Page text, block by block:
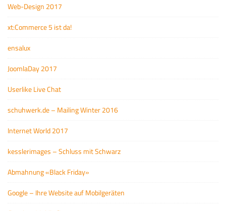
Web-Design 2017
xt:Commerce 5 ist da!
ensalux
JoomlaDay 2017
Userlike Live Chat
schuhwerk.de – Mailing Winter 2016
Internet World 2017
kesslerimages – Schluss mit Schwarz
Abmahnung «Black Friday»
Google – Ihre Website auf Mobilgeräten